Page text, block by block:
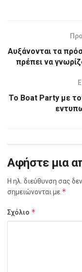
Αυξάνονται τα
πρέπει να
Το Boat Party με
Αφήστε μια
Η ηλ. διεύθυνση σας
σημειώνονται με *
Σχόλιο *